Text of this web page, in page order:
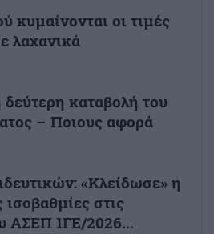
κυμαίνονται οι τιμές
λαχανικά
καταβολή του
– Ποιους αφορά
«Κλείδωσε» η
στις
ΑΣΕΠ 1ΓΕ/2026...